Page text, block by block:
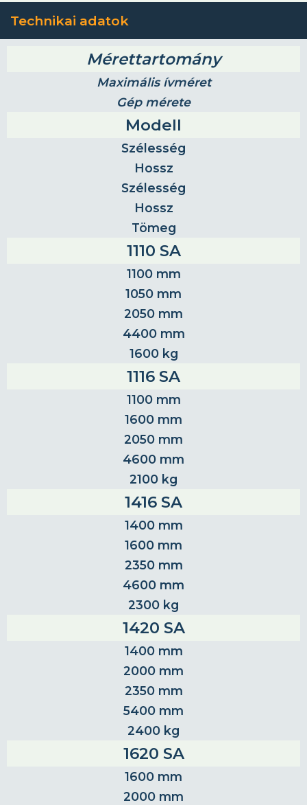
Technikai adatok
Mérettartomány
Maximális ívméret
Gép mérete
Modell
Szélesség
Hossz
Szélesség
Hossz
Tömeg
1110 SA
1100 mm
1050 mm
2050 mm
4400 mm
1600 kg
1116 SA
1100 mm
1600 mm
2050 mm
4600 mm
2100 kg
1416 SA
1400 mm
1600 mm
2350 mm
4600 mm
2300 kg
1420 SA
1400 mm
2000 mm
2350 mm
5400 mm
2400 kg
1620 SA
1600 mm
2000 mm